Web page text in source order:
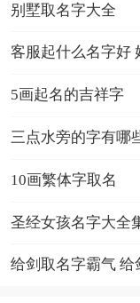
别墅取名字大全
客服起什么名字好
5画起名的吉祥字
三点水旁的字有哪
10画繁体字取名
圣经女孩名字大全
给剑取名字霸气 给